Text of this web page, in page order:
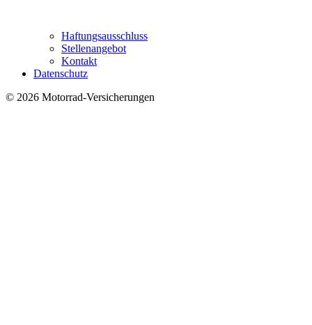
Haftungsausschluss
Stellenangebot
Kontakt
Datenschutz
© 2026 Motorrad-Versicherungen